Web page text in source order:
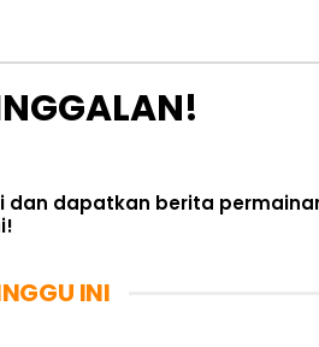
dan dapatkan berita
INI